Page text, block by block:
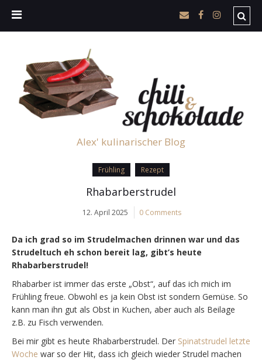
Alex' kulinarischer Blog
Frühling Rezept
Rhabarberstrudel
12. April 2025 0 Comments
Da ich grad so im Strudelmachen drinnen war und das
Strudeltuch eh schon bereit lag, gibt’s heute
Rhabarberstrudel!
Rhabarber ist immer das erste „Obst“, auf das ich mich im
Frühling freue. Obwohl es ja kein Obst ist sondern Gemüse. So
kann man ihn gut als Obst in Kuchen, aber auch als Beilage
z.B. zu Fisch verwenden.
Bei mir gibt es heute Rhabarberstrudel. Der Spinatstrudel letzte
Woche war so der Hit, dass ich gleich wieder Strudel machen